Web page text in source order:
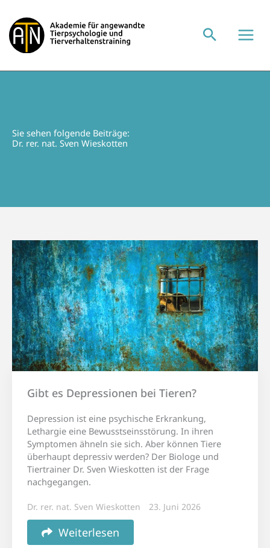
Inhalt
springen
Sie sehen folgende Beiträge:
Dr. rer. nat. Sven Wieskotten
Gibt es Depressionen bei Tieren?
Depression ist eine psychische Erkrankung,
Lethargie eine Bewusstseinsstörung. In ihren
Symptomen ähneln sie sich. Aber können Tiere
überhaupt depressiv werden? Der Biologe und
Tiertrainer Dr. Sven Wieskotten ist der Frage
nachgegangen.
Dr. rer. nat. Sven Wieskotten 23. Juni 2026
Weiterlesen